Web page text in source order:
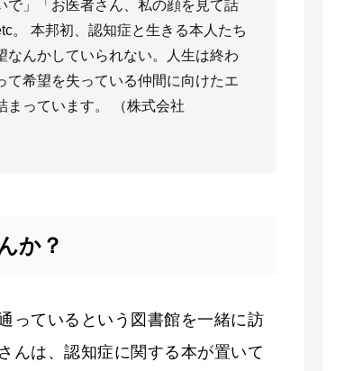
で」「お医者さん、私の顔を見て話
本邦初、認知症と生きる本人たち
なんかしていられない。人生は終わ
て希望を失っている仲間に向けたエ
まっています。 （株式会社
か？
っているという図書館を一緒に訪
んは、認知症に関する本が置いて